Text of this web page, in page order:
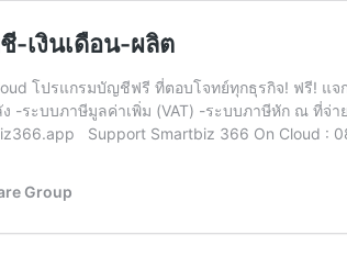
เงินเดือน-ผลิต
โปรแกรมบัญชีฟรี ที่ตอบโจทย์ทุกธุรกิจ! ฟรี!
-ระบบภาษีมูลค่าเพิ่ม (VAT) -ระบบภาษีหัก ณ ที่จ่
Support Smartbiz 366 On
Group